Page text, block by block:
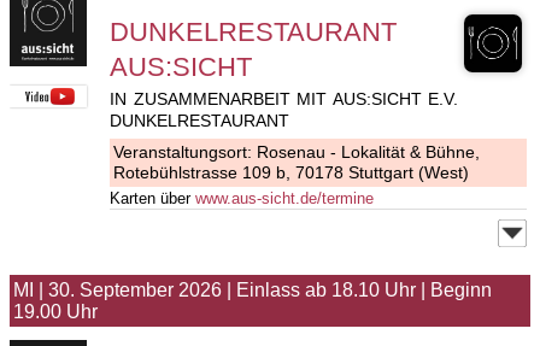
DUNKELRESTAURANT
AUS:SICHT
IN ZUSAMMENARBEIT MIT AUS:SICHT E.V.
DUNKELRESTAURANT
Veranstaltungsort: Rosenau - Lokalität & Bühne
Rotebühlstrasse 109 b, 70178 Stuttgart (West)
Karten überwww.aus-sicht.de/termine
MI 30. September 2026 Einlass ab 18.10 Uhr
Beginn
19.00 Uhr